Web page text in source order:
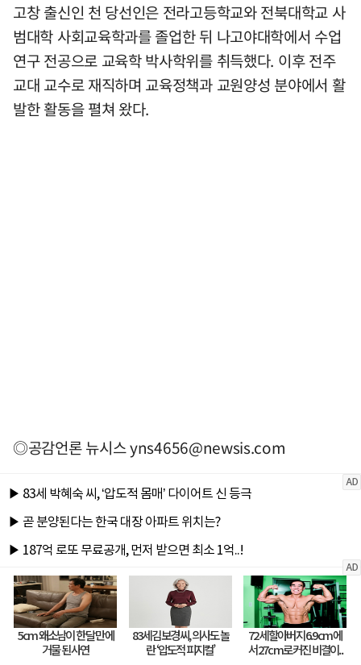
고창 출신인 천 당선인은 전라고등학교와 전북대학교 사
범대학 사회교육학과를 졸업한 뒤 나고야대학에서 수업
연구 전공으로 교육학 박사학위를 취득했다. 이후 전주
교대 교수로 재직하며 교육정책과 교원양성 분야에서 활
발한 활동을 펼쳐 왔다.
◎공감언론 뉴시스yns4656@newsis.com